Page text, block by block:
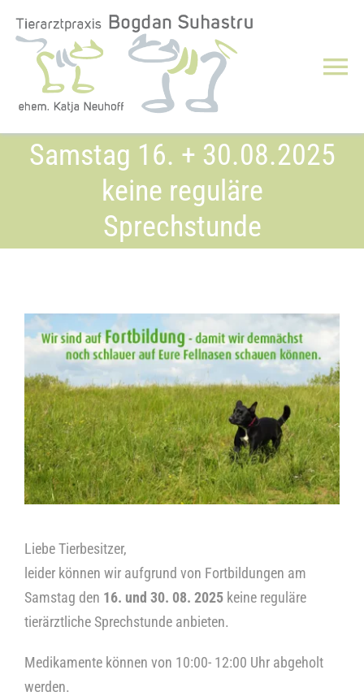
Inhalt
springen
Über uns
Notdienst/Notfälle
Jobs
Kontakt
Samstag 16. + 30.08.2025
keine reguläre
Sprechstunde
Liebe Tierbesitzer,
leider können wir aufgrund von Fortbildungen am
Samstag den 16. und 30. 08. 2025keine reguläre
tierärztliche Sprechstunde anbieten.
Medikamente können von 10:00- 12:00 Uhr abgeholt
werden.